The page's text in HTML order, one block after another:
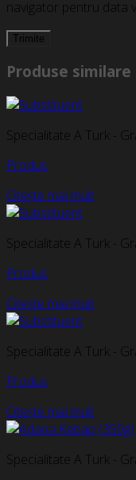
navigator pentru data
Produse similare
Specialitate A Turk -
Produs
Citește mai mult
Specialitate A Turk -
Produs
Citește mai mult
Specialitate A Turk -
Produs
Citește mai mult
Specialitate A Turk -